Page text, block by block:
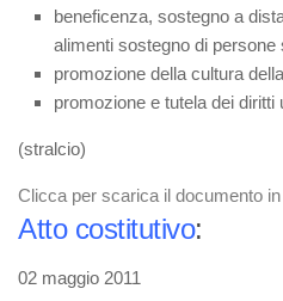
beneficenza, sostegno a
alimenti sostegno di persone
promozione della cultura
promozione e tutela dei
(stralcio)
Clicca per scarica il documento
Atto costitutivo:
02 maggio 2011